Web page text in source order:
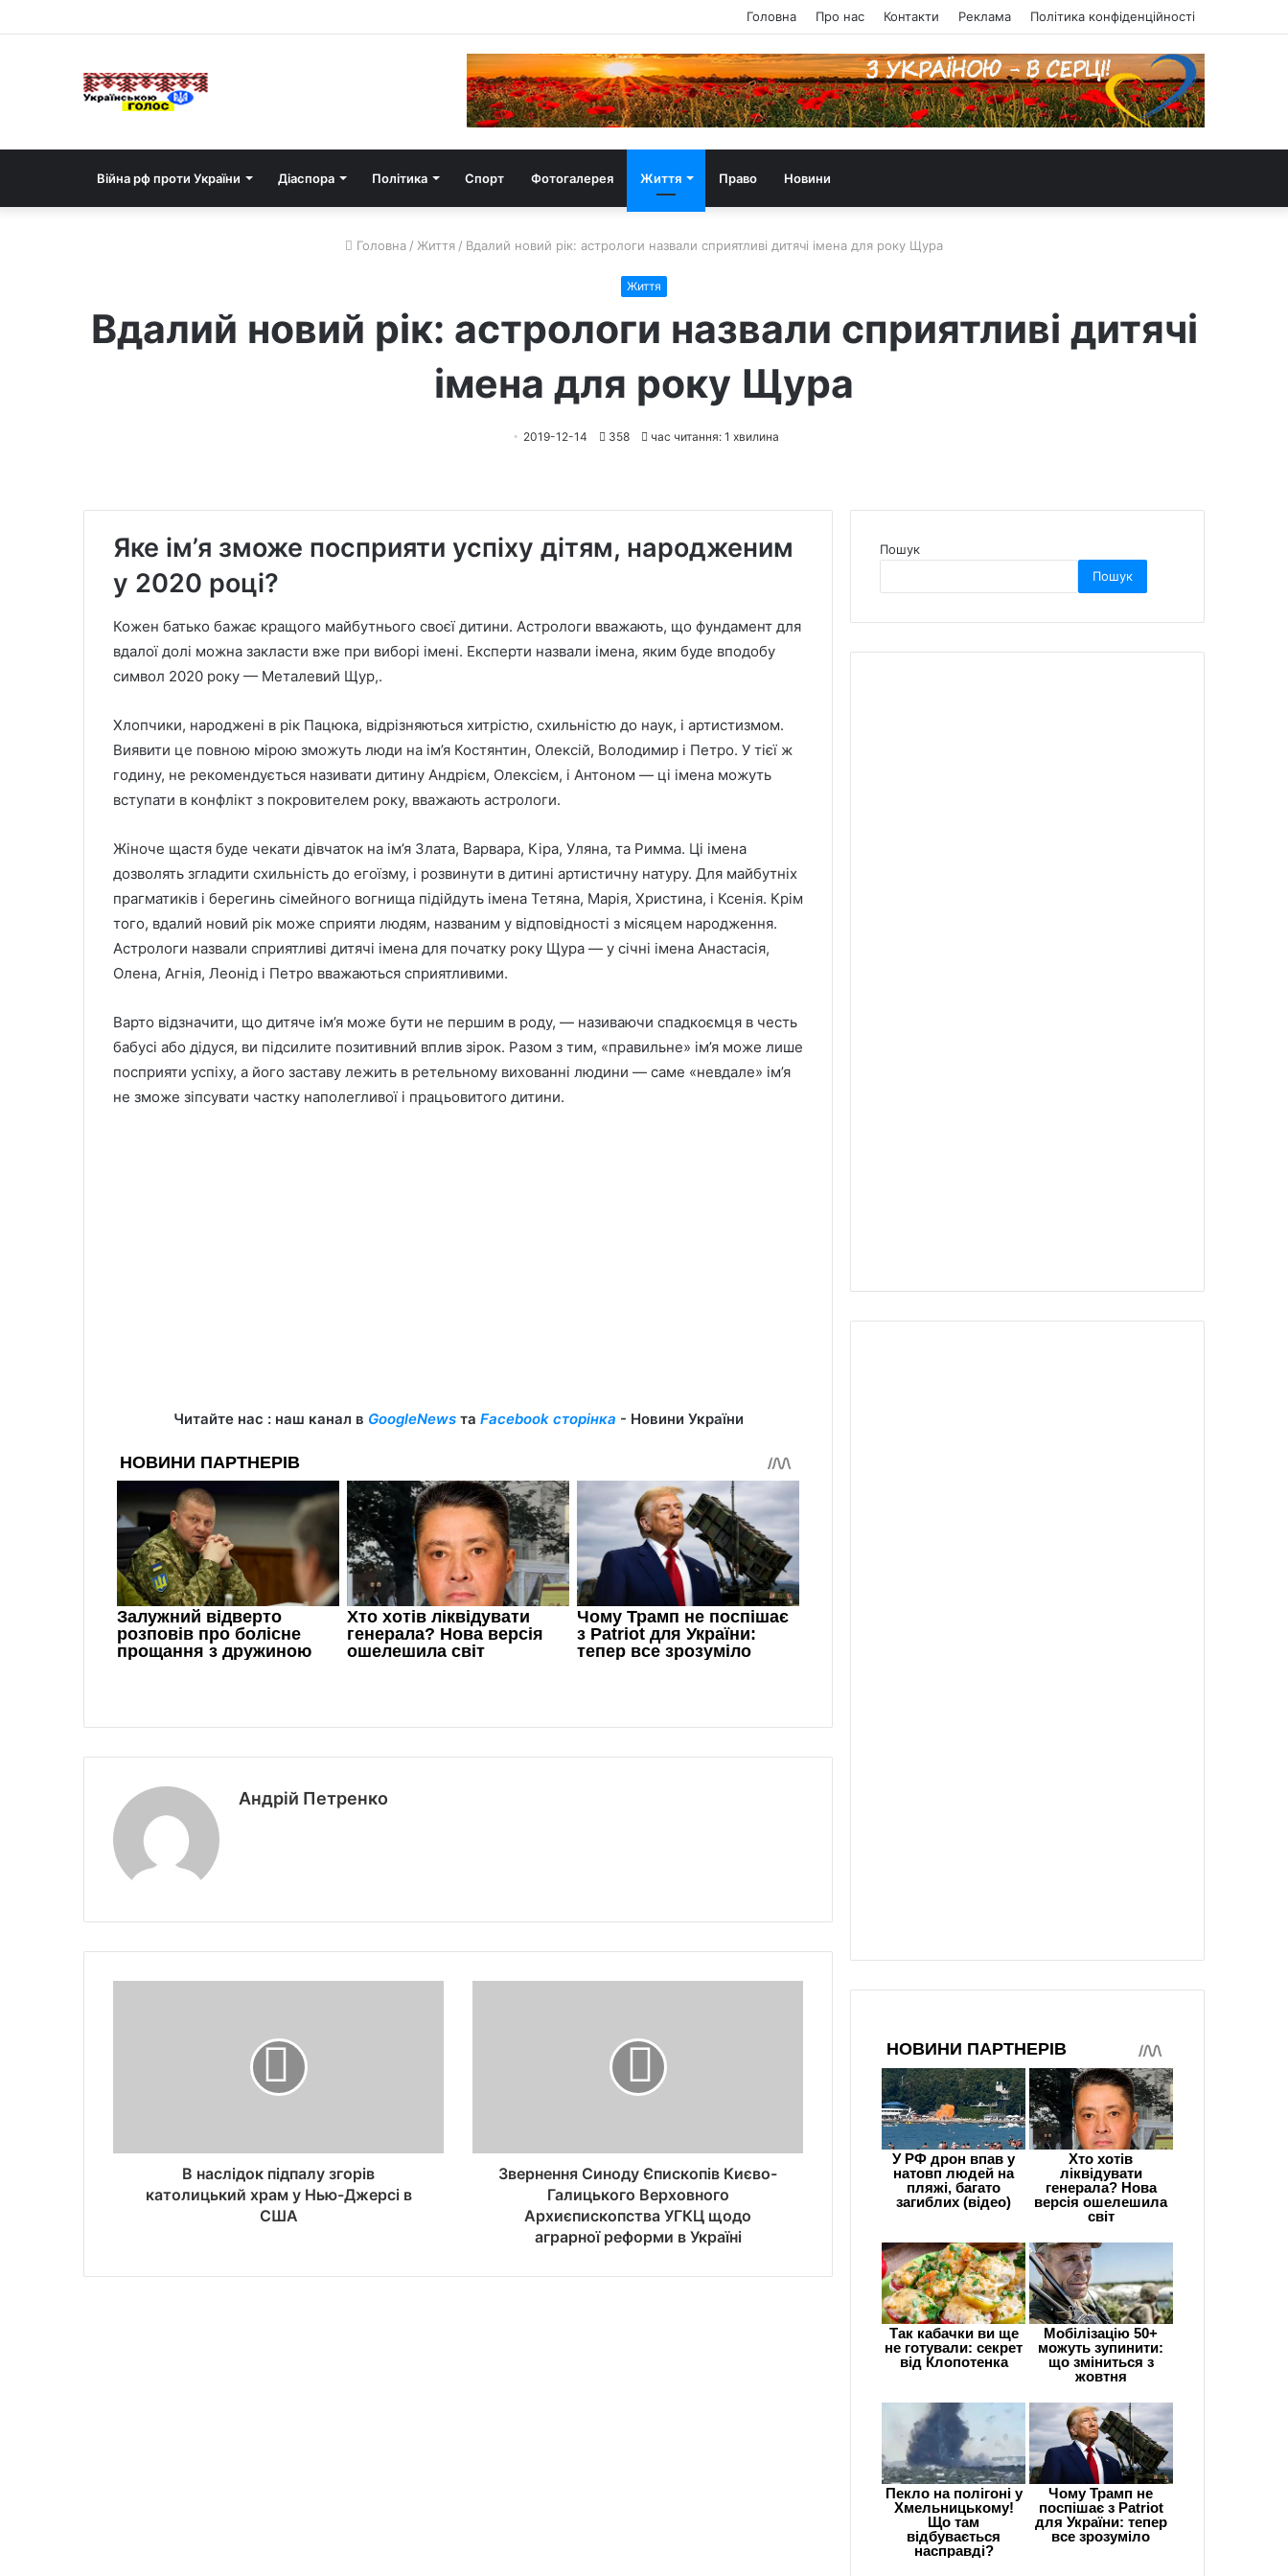
Головна Про нас Контакти Реклама Політика конфіденційності
Війна рф проти України Діаспора Політика Спорт Фотогалерея Життя Право Новини
Головна / Життя / Вдалий новий рік: астрологи назвали сприятливі дитячі імена для року Щура
Життя
Вдалий новий рік: астрологи назвали сприятливі дитячі
імена для року Щура
2019-12-14 358 час читання: 1 хвилина
Яке ім’я зможе посприяти успіху дітям, народженим
у 2020 році?
Кожен батько бажає кращого майбутнього своєї дитини. Астрологи вважають, що фундамент для
вдалої долі можна закласти вже при виборі імені. Експерти назвали імена, яким буде вподобу
символ 2020 року — Металевий Щур,.
Хлопчики, народжені в рік Пацюка, відрізняються хитрістю, схильністю до наук, і артистизмом.
Виявити це повною мірою зможуть люди на ім’я Костянтин, Олексій, Володимир і Петро. У тієї ж
годину, не рекомендується називати дитину Андрієм, Олексієм, і Антоном — ці імена можуть
вступати в конфлікт з покровителем року, вважають астрологи.
Жіноче щастя буде чекати дівчаток на ім’я Злата, Варвара, Кіра, Уляна, та Римма. Ці імена
дозволять згладити схильність до егоїзму, і розвинути в дитині артистичну натуру. Для майбутніх
прагматиків і берегинь сімейного вогнища підійдуть імена Тетяна, Марія, Христина, і Ксенія. Крім
того, вдалий новий рік може сприяти людям, названим у відповідності з місяцем народження.
Астрологи назвали сприятливі дитячі імена для початку року Щура — у січні імена Анастасія,
Олена, Агнія, Леонід і Петро вважаються сприятливими.
Варто відзначити, що дитяче ім’я може бути не першим в роду, — називаючи спадкоємця в честь
бабусі або дідуся, ви підсилите позитивний вплив зірок. Разом з тим, «правильне» ім’я може лише
посприяти успіху, а його заставу лежить в ретельному вихованні людини — саме «невдале» ім’я
не зможе зіпсувати частку наполегливої і працьовитого дитини.
Читайте нас : наш канал в GoogleNewsта Facebook сторінка - Новини України
Андрій Петренко
В наслідок підпалу згорів
католицький храм у Нью-Джерсі в
США
Звернення Синоду Єпископів Києво-
Галицького Верховного
Архиєпископства УГКЦ щодо
аграрної реформи в Україні
Пошук
Пошук